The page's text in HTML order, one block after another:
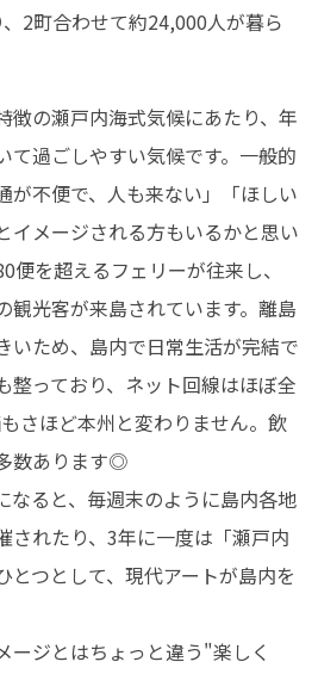
2町合わせて約24,000人が暮ら
徴の瀬戸内海式気候にあたり、年
て過ごしやすい気候です。一般的
が不便で、人も来ない」「ほしい
イメージされる方もいるかと思い
便を超えるフェリーが往来し、
観光客が来島されています。離島
いため、島内で日常生活が完結で
整っており、ネット回線はほぼ全
さほど本州と変わりません。飲
数あります◎
なると、毎週末のように島内各地
されたり、3年に一度は「瀬戸内
とつとして、現代アートが島内を
ージとはちょっと違う"楽しく